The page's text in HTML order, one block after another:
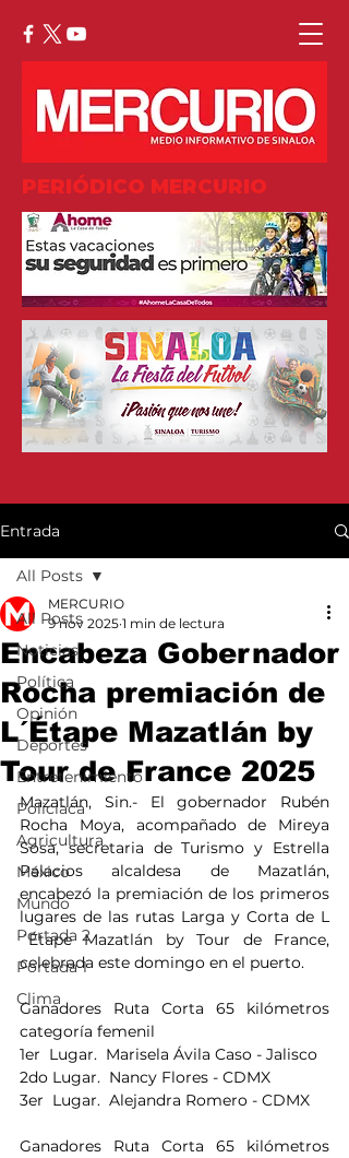
PERIÓDICO MERCURIO
Entrada
All Posts
Noticias
Política
Opinión
Deportes
Entretenimiento
Policiaca
Agricultura
México
Mundo
Portada 2
Portada 1
Clima
All Posts
Encabeza Gobernador
Rocha premiación de
L´Étape Mazatlán by
Tour de France 2025
MERCURIO
9 nov 2025 1 min de lectura
Mazatlán, Sin.- El gobernador Rubén
Rocha Moya, acompañado de Mireya
Sosa, secretaria de Turismo y Estrella
Palacios alcaldesa de Mazatlán,
encabezó la premiación de los primeros
lugares de las rutas Larga y Corta de L
´Étape Mazatlán by Tour de France,
celebrada este domingo en el puerto.
Ganadores Ruta Corta 65 kilómetros
categoría femenil
1er  Lugar.  Marisela Ávila Caso - Jalisco
2do Lugar.  Nancy Flores - CDMX
3er  Lugar.  Alejandra Romero - CDMX
Ganadores Ruta Corta 65 kilómetros